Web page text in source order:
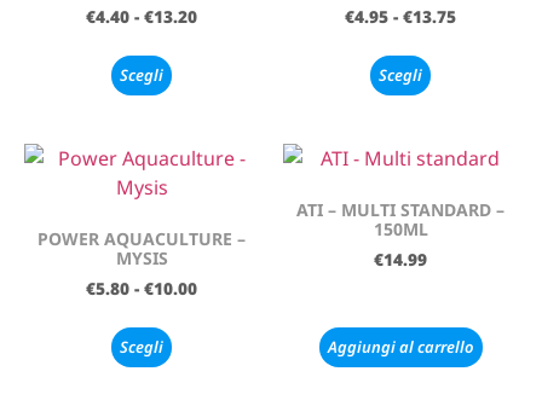
€4.40 - €13.20
Scegli
€4.95 - €13.75
Scegli
POWER AQUACULTURE –
MYSIS
€5.80 - €10.00
Scegli
ATI – MULTI STANDARD –
150ML
€14.99
Aggiungi al carrello